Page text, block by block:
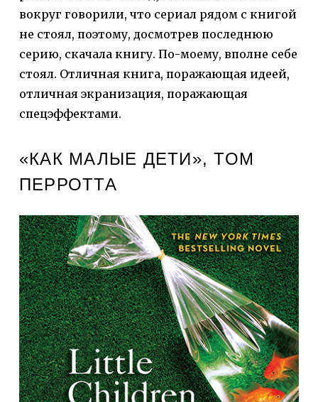
вокруг говорили, что сериал рядом с книгой
не стоял, поэтому, досмотрев последнюю
серию, скачала книгу. По-моему, вполне себе
стоял. Отличная книга, поражающая идеей,
отличная экранизация, поражающая
спецэффектами.
«КАК МАЛЫЕ ДЕТИ», ТОМ
ПЕРРОТТА